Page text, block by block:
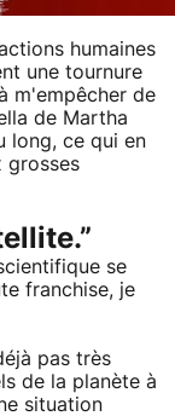
humaines
une tournure
m'empêcher de
de Martha
long, ce qui en
grosses
se
franchise, je
pas très
de la planète à
situation